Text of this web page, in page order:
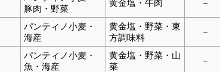
豚肉・野菜
黄金塩・牛肉 －
パンティノ小麦・
海産
黄金塩・野菜・東
方調味料
－
パンティノ小麦・
魚・海産
黄金塩・野菜・山
菜
－